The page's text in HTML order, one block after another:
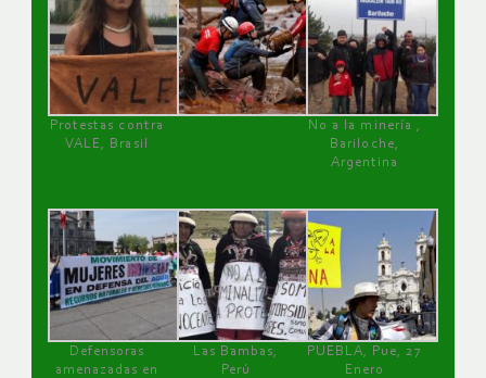
Protestas contra
VALE, Brasil
No a la minería ,
Bariloche,
Argentina
Defensoras
amenazadas en
Las Bambas,
Perú
PUEBLA, Pue, 27
Enero